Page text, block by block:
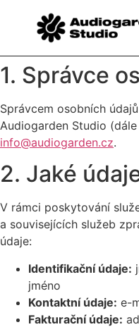
1. Správce
Správcem osobních
Audiogarden Studio
info@audiogarden.cz.
2. Jaké
V rámci poskytování
a souvisejících služeb
údaje:
Identifikační údaje:
jméno
Kontaktní údaje: e-
Fakturační údaje: